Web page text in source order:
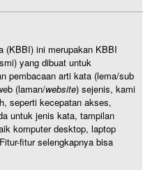
(KBBI) ini merupakan KBBI
yang dibuat untuk
pembacaan arti kata (lema/sub
(laman/website) sejenis, kami
seperti kecepatan akses,
untuk jenis kata, tampilan
komputer desktop, laptop
fitur selengkapnya bisa